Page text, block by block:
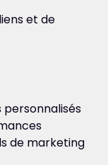
et de
personnalisés
de marketing